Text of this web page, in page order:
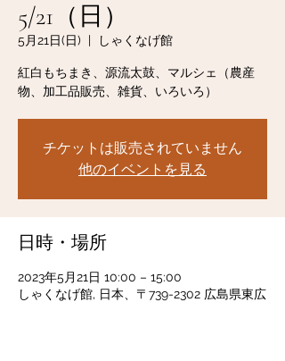
5/21（日）
5月21日(日)
  |
しゃくなげ館
紅白もちまき、源流太鼓、マルシェ（農産
物、加工品販売、雑貨、いろいろ）
チケットは販売されていません
他のイベントを見る
日時・場所
2023年5月21日 10:00 – 15:00
しゃくなげ館, 日本、〒739-2302 広島県東広